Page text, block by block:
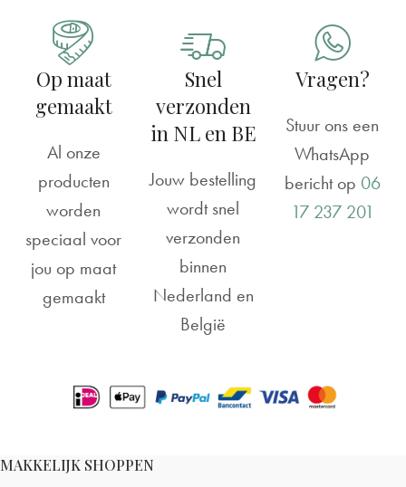
Op maat
gemaakt
Al onze
producten
worden
speciaal voor
jou op maat
gemaakt
Snel
verzonden
in NL en BE
Jouw bestelling
wordt snel
verzonden
binnen
Nederland en
België
Vragen?
Stuur ons een
WhatsApp
bericht op 06
17 237 201
MAKKELIJK SHOPPEN